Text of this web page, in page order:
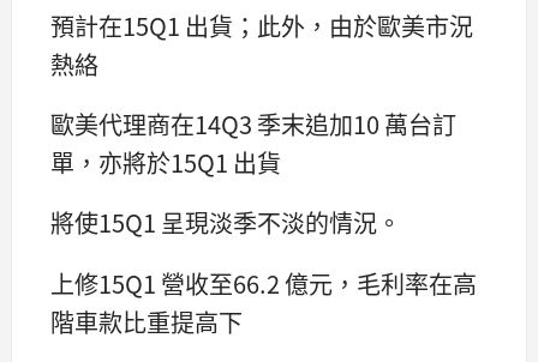
預計在15Q1 出貨；此外，由於歐美市況
熱絡
歐美代理商在14Q3 季末追加10 萬台訂
單，亦將於15Q1 出貨
將使15Q1 呈現淡季不淡的情況。
上修15Q1 營收至66.2 億元，毛利率在高
階車款比重提高下